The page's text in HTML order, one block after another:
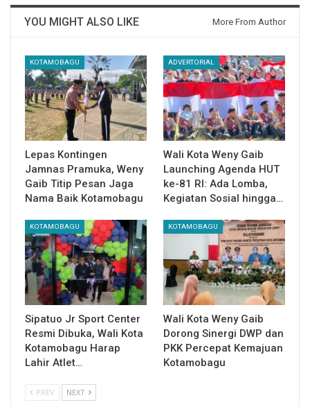
YOU MIGHT ALSO LIKE More From Author
KOTAMOBAGU
Lepas Kontingen
Jamnas Pramuka, Weny
Gaib Titip Pesan Jaga
Nama Baik Kotamobagu
ADVERTORIAL
Wali Kota Weny Gaib
Launching Agenda HUT
ke-81 RI: Ada Lomba,
Kegiatan Sosial hingga…
KOTAMOBAGU
Sipatuo Jr Sport Center
Resmi Dibuka, Wali Kota
Kotamobagu Harap
Lahir Atlet…
KOTAMOBAGU
Wali Kota Weny Gaib
Dorong Sinergi DWP dan
PKK Percepat Kemajuan
Kotamobagu
PREV NEXT